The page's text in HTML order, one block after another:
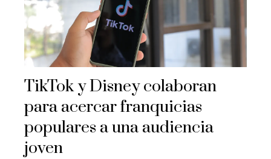
TikTok y Disney colaboran
para acercar franquicias
populares a una audiencia
joven